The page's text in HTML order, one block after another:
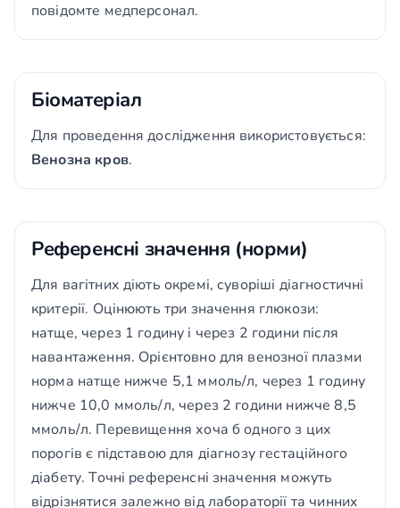
повідомте медперсонал.
Біоматеріал
Для проведення дослідження використовується:
Венозна кров.
Референсні значення (норми)
Для вагітних діють окремі, суворіші діагностичні
критерії. Оцінюють три значення глюкози:
натще, через 1 годину і через 2 години після
навантаження. Орієнтовно для венозної плазми
норма натще нижче 5,1 ммоль/л, через 1 годину
нижче 10,0 ммоль/л, через 2 години нижче 8,5
ммоль/л. Перевищення хоча б одного з цих
порогів є підставою для діагнозу гестаційного
діабету. Точні референсні значення можуть
відрізнятися залежно від лабораторії та чинних